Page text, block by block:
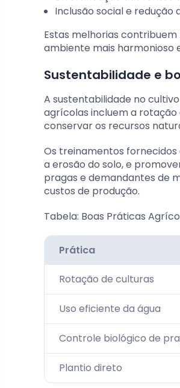
Inclusão social e redução
Estas melhorias
ambiente mais harmonioso
Sustentabilidade e
A sustentabilidade no
agrícolas incluem a rotação
conservar os recursos
Os treinamentos
a erosão do solo, e
pragas e demandantes de
custos de produção.
Tabela: Boas Práticas
Prática
Rotação de culturas
Uso eficiente da água
Controle biológico de
Plantio direto